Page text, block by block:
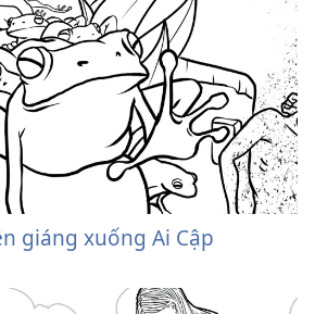
giáng xuống Ai Cập